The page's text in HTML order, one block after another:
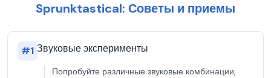
Sprunktastical: Советы и приемы
#1 Звуковые эксперименты
Попробуйте различные звуковые комбинации,